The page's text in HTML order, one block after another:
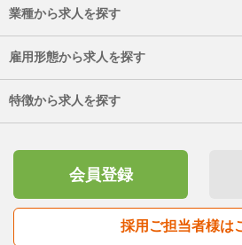
業種から求人を探す
雇用形態から求人を探す
特徴から求人を探す
会員登録
採用ご担当者様は